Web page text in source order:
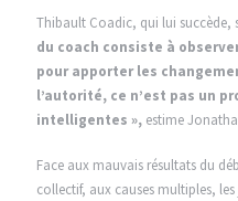
Thibault Coadic, qui lui succède,
du coach consiste à
pour apporter les
l’autorité, ce n’est pas un
intelligentes », estime
Face aux mauvais résultats du
collectif, aux causes multiples,